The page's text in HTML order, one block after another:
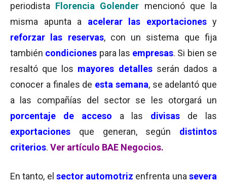
periodista Florencia Golender mencionó que la
misma apunta a acelerar las exportacionesy
reforzar las reservas, con un sistema que fija
también condiciones para las empresas. Si bien se
resaltó que los mayores detallesserán dados a
conocer a finales de esta semana, se adelantó que
a las compañías del sector se les otorgará un
porcentaje de acceso a las divisas de las
exportaciones que generan, según distintos
criterios. Ver artículo BAE Negocios.
En tanto, el sector automotriz enfrenta una severa